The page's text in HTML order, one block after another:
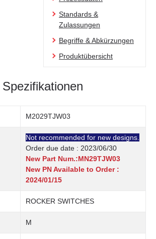
Standards &
Zulassungen
Begriffe & Abkürzungen
Produktübersicht
M2029TJW03
Not recommended for new designs.
Order due date : 2023/06/30
New Part Num.:MN29TJW03
New PN Available to Order :
2024/01/15
ROCKER SWITCHES
M